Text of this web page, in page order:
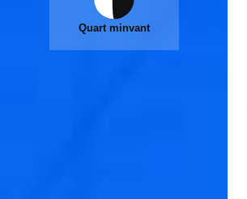
Quart minvant